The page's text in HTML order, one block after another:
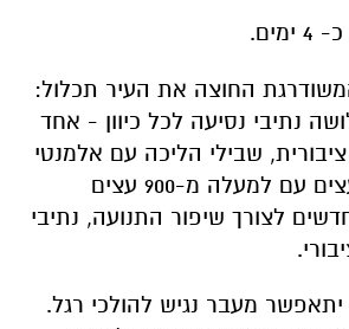
שבילי הליכה עם אלמנטי
לצורך שיפור התנועה, נתיבי
מעבר נגיש להולכי רגל.
זמן הביצוע בהתאם לתנאי
ייתכנו שינויים נוספים בהסדרי
מתבקשים לעקוב אחר הנחיות